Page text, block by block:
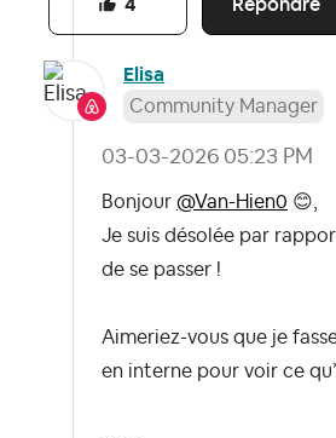
4
Elisa
Community Manager
‎03-03-2026 05:23 PM
Bonjour @Van-Hien0 😊
Je suis désolée par
de se passer !
Aimeriez-vous que je
en interne pour voir ce